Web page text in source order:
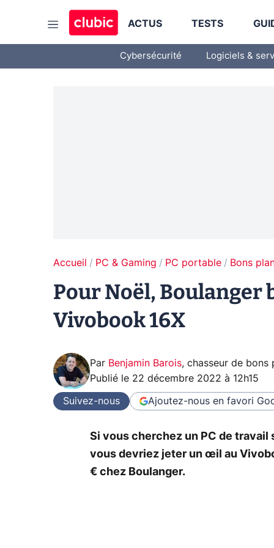
ACTUS TESTS
Cybersécurité Logiciels &
Accueil PC & Gaming PC portable Bons
Pour Noël, Boulanger
Vivobook 16X
Par Benjamin Barois, chasseur de bons
Publié le 22 décembre 2022 à 12h15
Suivez-nous Ajoutez-nous en favori
Si vous cherchez un PC de
vous devriez jeter un œil au
€ chez Boulanger.